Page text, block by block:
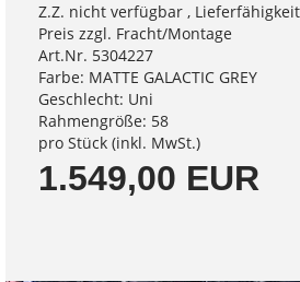
Z.Z. nicht verfügbar ,
Preis zzgl. Fracht/Montage
Art.Nr. 5304227
Farbe: MATTE GALACTIC GREY
Geschlecht: Uni
Rahmengröße: 58
pro Stück (inkl. MwSt.)
1.549,00 EUR